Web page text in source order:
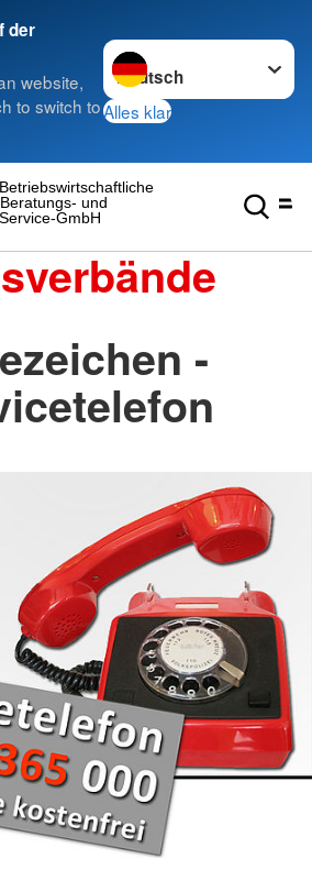
der
website,
to switch to
Sprache wechseln zu
Alles klar
Service-GmbH
Beratungs- und
Betriebswirtschaftliche
-